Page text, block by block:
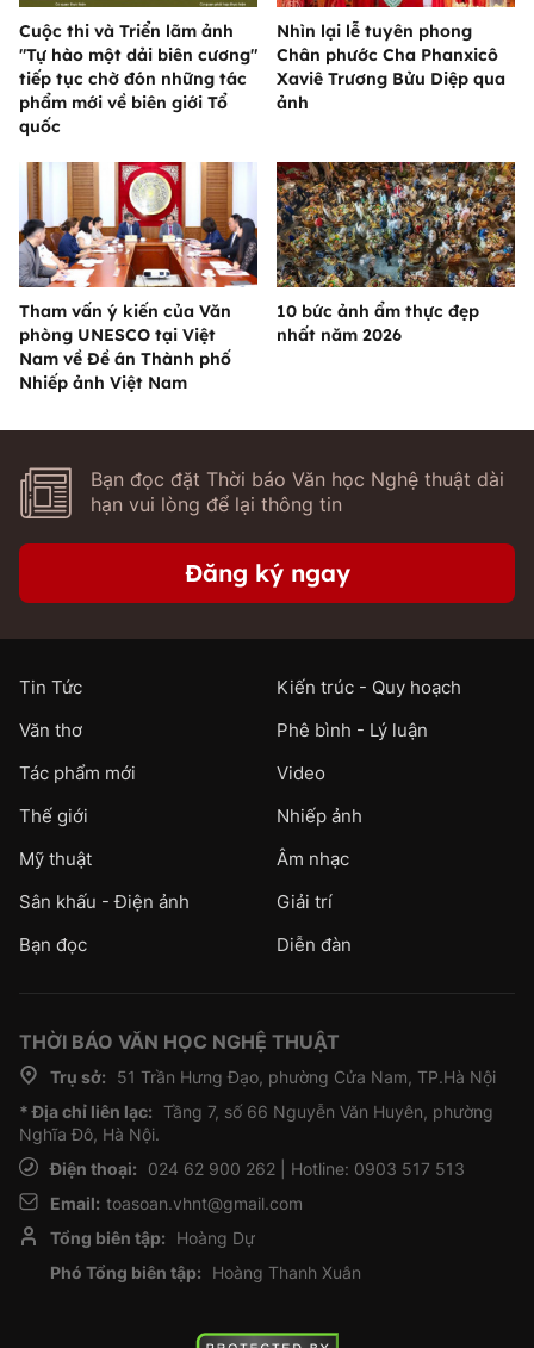
Cuộc thi và Triển lãm ảnh
"Tự hào một dải biên cương"
tiếp tục chờ đón những tác
phẩm mới về biên giới Tổ
quốc
Nhìn lại lễ tuyên phong
Chân phước Cha Phanxicô
Xaviê Trương Bửu Diệp qua
ảnh
Tham vấn ý kiến của Văn
phòng UNESCO tại Việt
Nam về Đề án Thành phố
Nhiếp ảnh Việt Nam
10 bức ảnh ẩm thực đẹp
nhất năm 2026
Bạn đọc đặt Thời báo Văn học Nghệ thuật dài
hạn vui lòng để lại thông tin
Đăng ký ngay
Tin Tức
Kiến trúc - Quy hoạch
Văn thơ
Phê bình - Lý luận
Tác phẩm mới
Video
Thế giới
Nhiếp ảnh
Mỹ thuật
Âm nhạc
Sân khấu - Điện ảnh
Giải trí
Bạn đọc
Diễn đàn
THỜI BÁO VĂN HỌC NGHỆ THUẬT
Trụ sở:
51 Trần Hưng Đạo, phường Cửa Nam, TP.Hà Nội
* Địa chỉ liên lạc: Tầng 7, số 66 Nguyễn Văn Huyên, phường
Nghĩa Đô, Hà Nội.
Điện thoại:
024 62 900 262 | Hotline: 0903 517 513
Email: toasoan.vhnt@gmail.com
Tổng biên tập:
Hoàng Dự
Phó Tổng biên tập:
Hoàng Thanh Xuân